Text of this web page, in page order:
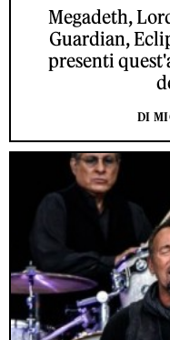
Megadeth,
Guardian,
presenti
DI